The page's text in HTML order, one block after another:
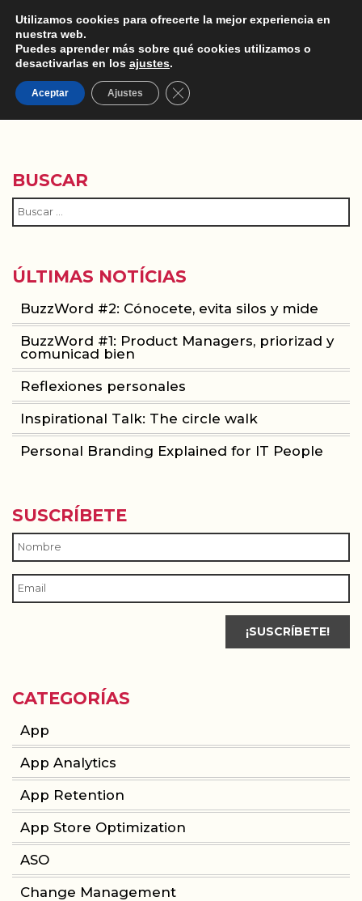
DESCARGADA
BUSCAR
ÚLTIMAS NOTÍCIAS
BuzzWord #2: Cónocete, evita silos y mide
BuzzWord #1: Product Managers, priorizad y
comunicad bien
Reflexiones personales
Inspirational Talk: The circle walk
Personal Branding Explained for IT People
SUSCRÍBETE
CATEGORÍAS
App
App Analytics
App Retention
App Store Optimization
ASO
Change Management
Utilizamos cookies para ofrecerte la mejor experiencia en
nuestra web.
Puedes aprender más sobre qué cookies utilizamos o
desactivarlas en los ajustes.
Aceptar Ajustes Cerrar el banner de cookies RGPD